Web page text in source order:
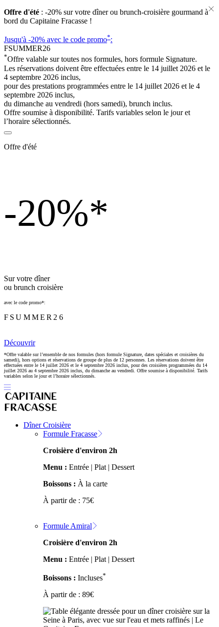
Offre d'été : -20% sur votre dîner ou brunch-croisière gourmand à
bord du Capitaine Fracasse !
Jusqu'à -20% avec le code promo*:
FSUMMER26
*Offre valable sur toutes nos formules, hors formule Signature.
Les réservations doivent être effectuées entre le 14 juillet 2026 et le
4 septembre 2026 inclus,
pour des prestations programmées entre le 14 juillet 2026 et le 4
septembre 2026 inclus,
du dimanche au vendredi (hors samedi), brunch inclus.
Offre soumise à disponibilité. Tarifs variables selon le jour et
l’horaire sélectionnés.
Offre d'été
-20%*
Sur votre dîner
ou brunch croisière
avec le code promo*:
FSUMMER26
Découvrir
*Offre valable sur l’ensemble de nos formules (hors formule Signature, dates spéciales et croisières du
samedi), hors options et réservations de groupe de plus de 12 personnes. Les réservations doivent être
effectuées entre le 14 juillet 2026 et le 4 septembre 2026 inclus, pour des croisières programmées du 14
juillet 2026 au 4 septembre 2026 inclus, du dimanche au vendredi. Offre soumise à disponibilité. Tarifs
variables selon le jour et l’horaire sélectionnés.
Dîner Croisière
Formule Fracasse
Croisière d'environ 2h
Menu : Entrée | Plat | Dessert
Boissons : À la carte
À partir de : 75€
Formule Amiral
Croisière d'environ 2h
Menu : Entrée | Plat | Dessert
Boissons : Incluses*
À partir de : 89€